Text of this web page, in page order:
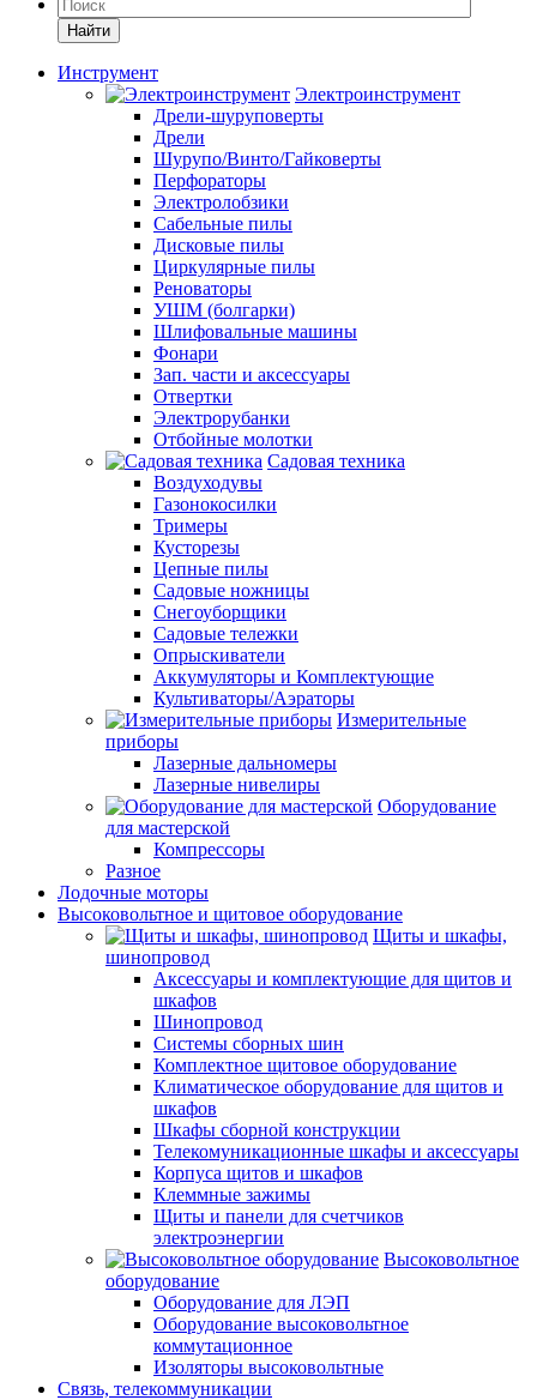
Найти
Инструмент
Электроинструмент
Дрели-шуруповерты
Дрели
Шурупо/Винто/Гайковерты
Перфораторы
Электролобзики
Сабельные пилы
Дисковые пилы
Циркулярные пилы
Реноваторы
УШМ (болгарки)
Шлифовальные машины
Фонари
Зап. части и аксессуары
Отвертки
Электрорубанки
Отбойные молотки
Садовая техника
Воздуходувы
Газонокосилки
Тримеры
Кусторезы
Цепные пилы
Садовые ножницы
Снегоуборщики
Садовые тележки
Опрыскиватели
Аккумуляторы и Комплектующие
Культиваторы/Аэраторы
Измерительные
приборы
Лазерные дальномеры
Лазерные нивелиры
Оборудование
для мастерской
Компрессоры
Разное
Лодочные моторы
Высоковольтное и щитовое оборудование
Щиты и шкафы,
шинопровод
Аксессуары и комплектующие для щитов и
шкафов
Шинопровод
Системы сборных шин
Комплектное щитовое оборудование
Климатическое оборудование для щитов и
шкафов
Шкафы сборной конструкции
Телекомуникационные шкафы и аксессуары
Корпуса щитов и шкафов
Клеммные зажимы
Щиты и панели для счетчиков
электроэнергии
Высоковольтное
оборудование
Оборудование для ЛЭП
Оборудование высоковольтное
коммутационное
Изоляторы высоковольтные
Связь, телекоммуникации